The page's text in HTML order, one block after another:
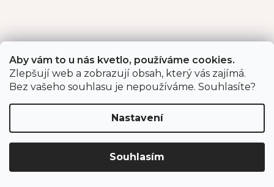
Aby vám to u nás kvetlo, používáme cookies.
Zlepšují web a zobrazují obsah, který vás zajímá.
Bez vašeho souhlasu je nepoužíváme. Souhlasíte?
Nastavení
Souhlasím